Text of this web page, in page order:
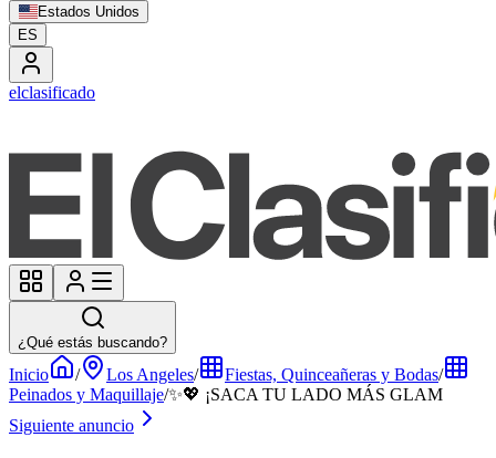
Estados Unidos
ES
elclasificado
¿Qué estás buscando?
Inicio / Los Angeles/ Fiestas, Quinceañeras y Bodas/
Peinados y Maquillaje/✨💖 ¡SACA TU LADO MÁS GLAM
Siguiente anuncio